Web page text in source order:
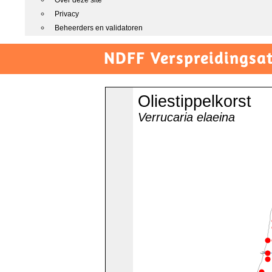
Privacy
Beheerders en validatoren
NDFF